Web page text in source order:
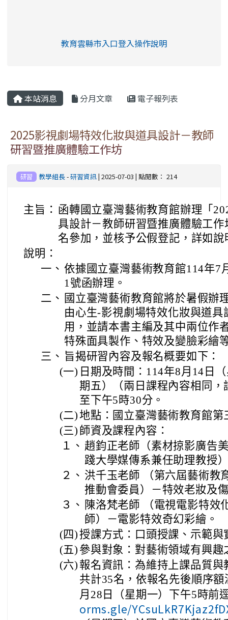
link to https://eliteracy.edu.tw/Shorts/
教育雲縣市入口登入操作說明
本站消息 分月文章 電子報列表
2025影視劇場特效化妝與道具設計－教師
研習暨推廣體驗工作坊
研習 教學組長-研習資訊| 2025-07-03 | 點閱數： 214
主旨： 函轉國立臺灣藝術教育館辦理「
具設計－教師研習暨推廣體驗工
名參加，並核予公假登記，詳如
說明：
一、 依據國立臺灣藝術教育館114年7
1號函辦理。
二、 國立臺灣藝術教育館將於暑假辦
由心生-影視劇場特效化妝與道
用，並請本書主編及其中兩位作
特殊面具製作、特效及變臉彩繪
三、 旨揭研習內容及報名概要如下：
(一) 日期及時間：114年8月14日
期五）（兩日課程內容相同
至下午5時30分。
(二)地點：國立臺灣藝術教育館第
(三) 師資及課程內容：
１、 趙鈞正老師（素材掠影廣告
踐大學媒傳系兼任助理教授
２、 洪千玉老師 （第六屆藝術教
推動會委員）－特效老妝及
３、 陳洛梵老師 （電視電影特效
師）－電影特效奇幻彩繪。
(四)授課方式：口頭授課、示範與
(五) 參與對象：對藝術領域有興趣
(六) 報名資訊：為維持上課品質
共計35名，依報名先後順序
月28日（星期一）下午5時前
orms.gle/